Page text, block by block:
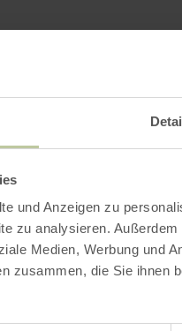
und Anzeigen zu
zu analysieren.
Medien, Werbung und
zusammen, die Sie ihnen